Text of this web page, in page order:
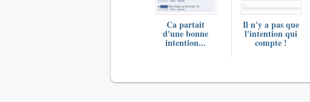
Ca partait
d'une bonne
intention...
Il n'y a pas que
l'intention qui
compte !